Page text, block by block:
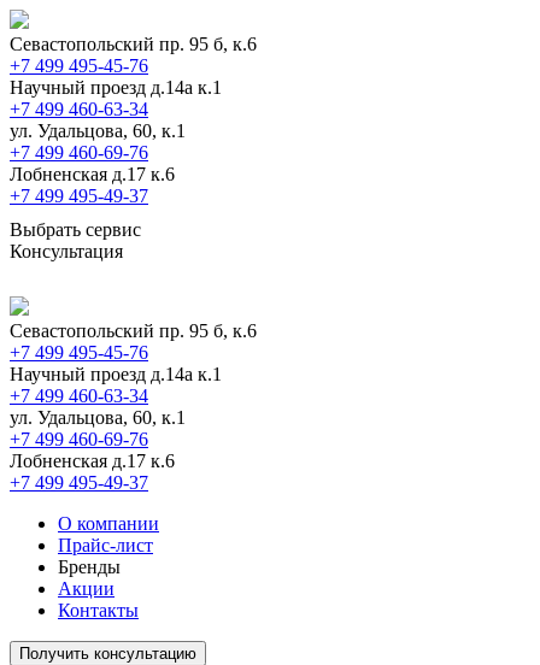
Севастопольский пр. 95 б, к.6
+7 499 495-45-76
Научный проезд д.14а к.1
+7 499 460-63-34
ул. Удальцова, 60, к.1
+7 499 460-69-76
Лобненская д.17 к.6
+7 499 495-49-37
Выбрать сервис
Консультация
Севастопольский пр. 95 б, к.6
+7 499 495-45-76
Научный проезд д.14а к.1
+7 499 460-63-34
ул. Удальцова, 60, к.1
+7 499 460-69-76
Лобненская д.17 к.6
+7 499 495-49-37
О компании
Прайс-лист
Бренды
Акции
Контакты
Получить консультацию